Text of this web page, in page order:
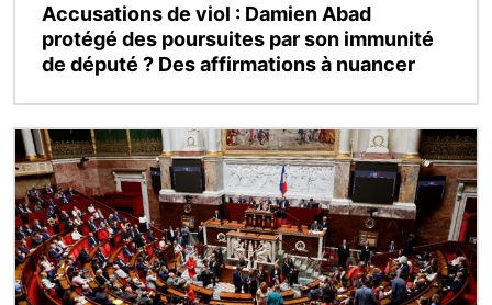
Accusations de viol : Damien Abad
protégé des poursuites par son immunité
de député ? Des affirmations à nuancer
Image